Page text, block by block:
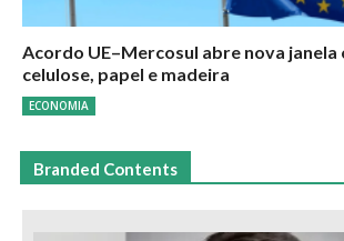
Acordo UE–Mercosul abre nova janela
celulose, papel e madeira
ECONOMIA
Branded Contents